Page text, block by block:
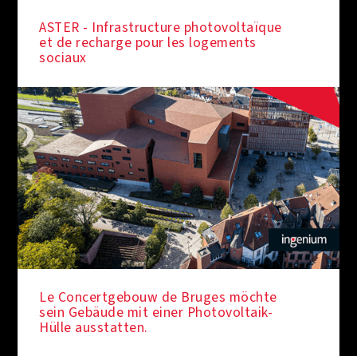
ASTER - Infrastructure photovoltaïque
et de recharge pour les logements
sociaux
Le Concertgebouw de Bruges möchte
sein Gebäude mit einer Photovoltaik-
Hülle ausstatten.